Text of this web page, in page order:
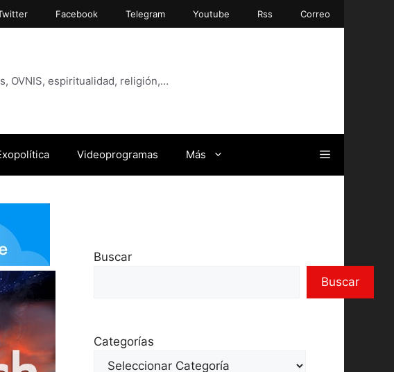
Facebook Telegram Youtube Rss Correo
OVNIS, espiritualidad, religión,…
Videoprogramas Más
Buscar
Buscar
Categorías